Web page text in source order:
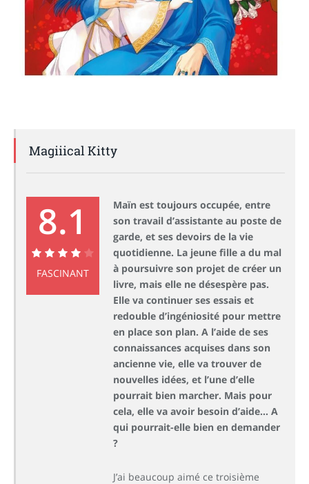
Magiiical Kitty
8.1
8.1
FASCINANT
Maïn est toujours occupée, entre
son travail d’assistante au poste de
garde, et ses devoirs de la vie
quotidienne. La jeune fille a du mal
à poursuivre son projet de créer un
livre, mais elle ne désespère pas.
Elle va continuer ses essais et
redouble d’ingéniosité pour mettre
en place son plan. A l’aide de ses
connaissances acquises dans son
ancienne vie, elle va trouver de
nouvelles idées, et l’une d’elle
pourrait bien marcher. Mais pour
cela, elle va avoir besoin d’aide… A
qui pourrait-elle bien en demander
?
J’ai beaucoup aimé ce troisième